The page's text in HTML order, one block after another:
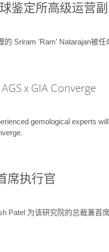
球鉴定所高级运营
的 Sriram 'Ram' Natarajan被任
x GIA Converge
gemological experts
席执行官
Patel 为该研究院的总裁兼首